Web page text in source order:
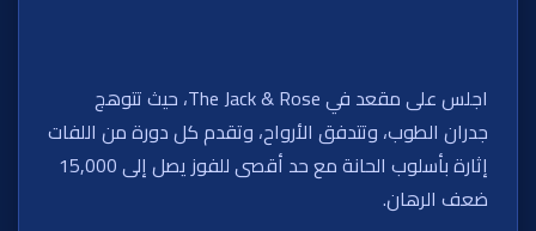
اجلس على مقعد في The Jack & Rose، حيث تتوهج
جدران الطوب، وتتدفق الأرواح، وتقدم كل دورة من اللفات
إثارة بأسلوب الحانة مع حد أقصى للفوز يصل إلى 15,000
ضعف الرهان.